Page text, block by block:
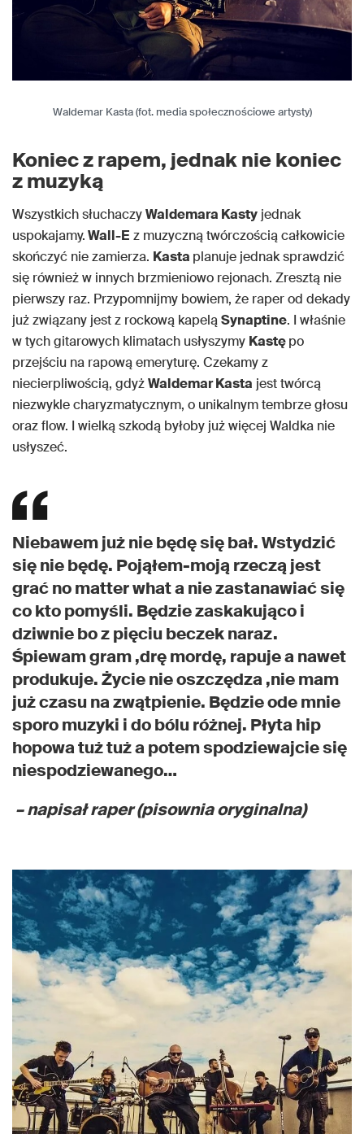
Waldemar Kasta (fot. media społecznościowe artysty)
Koniec z rapem, jednak nie koniec
z muzyką
Wszystkich słuchaczyWaldemara Kasty jednak
uspokajamy.Wall-E z muzyczną twórczością całkowicie
skończyć nie zamierza. Kasta planuje jednak sprawdzić
się również w innych brzmieniowo rejonach. Zresztą nie
pierwszy raz. Przypomnijmy bowiem, że raper od dekady
już związany jest z rockową kapeląSynaptine. I właśnie
w tych gitarowych klimatach usłyszymy Kastępo
przejściu na rapową emeryturę. Czekamy z
niecierpliwością, gdyżWaldemar Kasta jest twórcą
niezwykle charyzmatycznym, o unikalnym tembrze głosu
oraz flow. I wielką szkodą byłoby już więcej Waldka nie
usłyszeć.
Niebawem już nie będę się bał. Wstydzić
się nie będę. Pojąłem-moją rzeczą jest
grać no matter what a nie zastanawiać się
co kto pomyśli. Będzie zaskakująco i
dziwnie bo z pięciu beczek naraz.
Śpiewam gram ,drę mordę, rapuje a nawet
produkuje. Życie nie oszczędza ,nie mam
już czasu na zwątpienie. Będzie ode mnie
sporo muzyki i do bólu różnej. Płyta hip
hopowa tuż tuż a potem spodziewajcie się
niespodziewanego…
– napisał raper (pisownia oryginalna)